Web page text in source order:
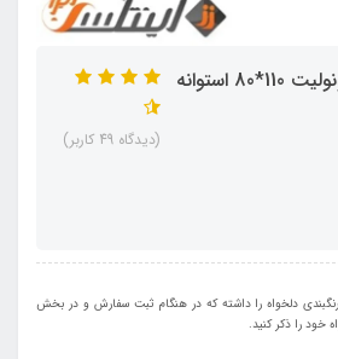
مبل شنی الیاف و یونولیت 110*80 استوانه
(دیدگاه 49 کاربر)
دلخواه را داشته که در هنگام ثبت سفارش و در بخش
خود را ذکر کنید.